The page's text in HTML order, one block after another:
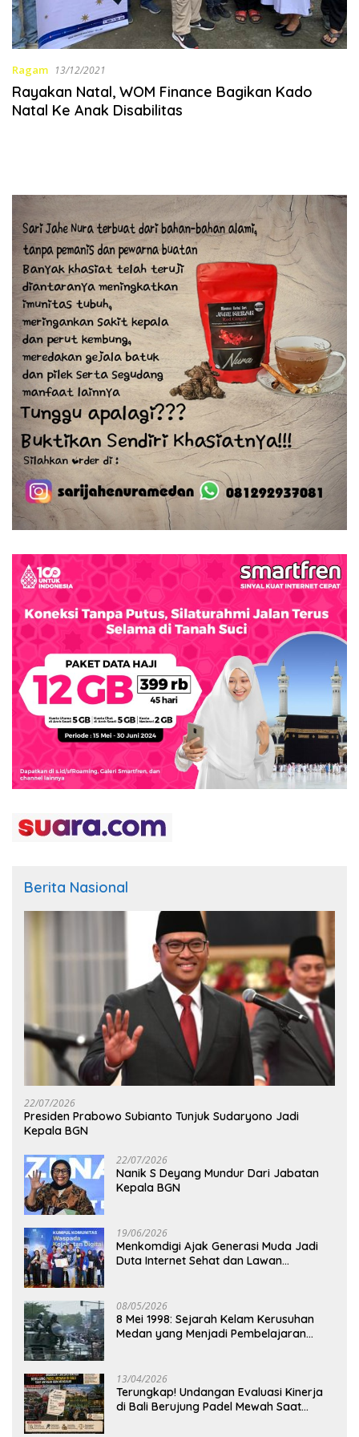
Ragam 13/12/2021
Rayakan Natal, WOM Finance Bagikan Kado
Natal Ke Anak Disabilitas
Berita Nasional
22/07/2026
Presiden Prabowo Subianto Tunjuk Sudaryono Jadi
Kepala BGN
22/07/2026
Nanik S Deyang Mundur Dari Jabatan
Kepala BGN
19/06/2026
Menkomdigi Ajak Generasi Muda Jadi
Duta Internet Sehat dan Lawan
08/05/2026
8 Mei 1998: Sejarah Kelam Kerusuhan
Medan yang Menjadi Pembelajaran
13/04/2026
Terungkap! Undangan Evaluasi Kinerja
di Bali Berujung Padel Mewah Saat